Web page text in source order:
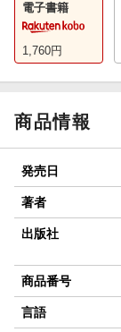
電子書籍
1,760円
商品情報
発売日
著者
出版社
商品番号
言語